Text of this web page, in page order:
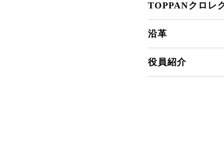
TOPPANクロレ
沿革
役員紹介